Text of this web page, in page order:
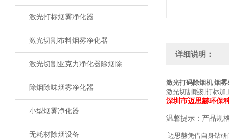
激光打标烟雾净化器
激光切割布料烟雾净化器
激光切割亚克力净化器除烟除味设备
除烟除味烟雾净化器
小型烟雾净化器
无耗材除烟设备
详细说明：
激光打码除烟机 烟
激光切割雕刻打标加
深圳市迈思赫环保
温馨提示：产品规
迈思赫凭借自身钻